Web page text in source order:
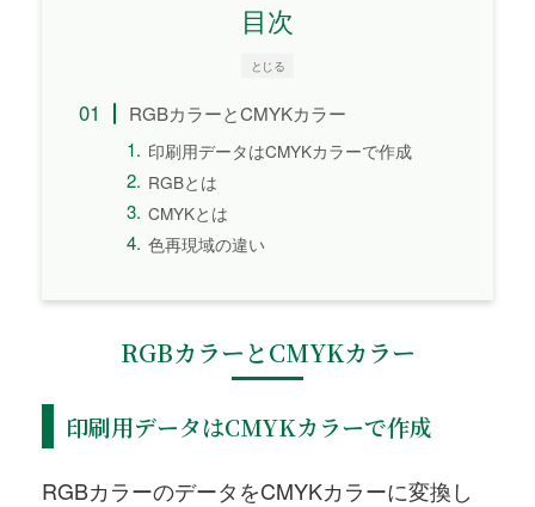
とじる
目次
RGBカラーとCMYKカラー
印刷用データはCMYKカラーで作成
RGBとは
CMYKとは
色再現域の違い
RGBカラーとCMYKカラー
印刷用データはCMYKカラーで作成
RGBカラーのデータをCMYKカラーに変換し